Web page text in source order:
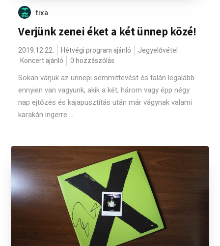
tixa
Verjünk zenei éket a két ünnep közé!
2019.12.22. Hétvégi program ajánló
Jegyelővétel
Koncert ajánló
0 hozzászólás
Sokan várjuk az ünnepi semmittevést és talán legalább
ennyien van vagyunk, akik a két, három vagy épp négy
nap ejtőzés és kajapusztítás után már vágynak valami
karakán ingerre....